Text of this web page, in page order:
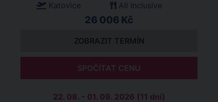
Katovice
All Inclusive
26 006 Kč
ZOBRAZIT TERMÍN
SPOČÍTAT CENU
22. 08. - 01. 09. 2026 (11 dní)